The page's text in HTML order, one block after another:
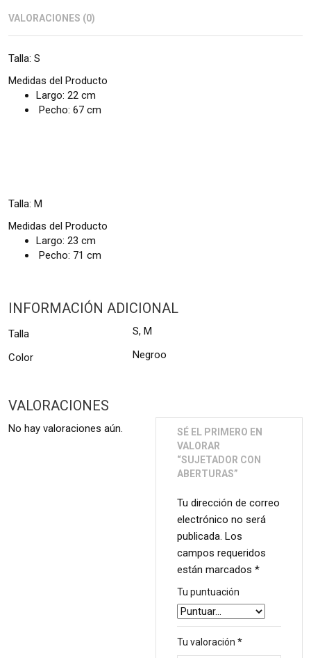
VALORACIONES (0)
Talla: S
Medidas del Producto
Largo: 22 cm
Pecho: 67 cm
Talla: M
Medidas del Producto
Largo: 23 cm
Pecho: 71 cm
INFORMACIÓN ADICIONAL
Talla S, M
Color Negroo
VALORACIONES
No hay valoraciones aún.
SÉ EL PRIMERO EN
VALORAR
“SUJETADOR CON
ABERTURAS”
Tu dirección de correo
electrónico no será
publicada. Los
campos requeridos
están marcados *
Tu puntuación
Tu valoración *